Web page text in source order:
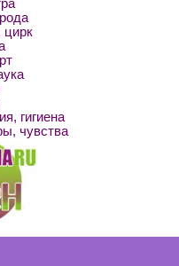
цирк
гигиена
чувства